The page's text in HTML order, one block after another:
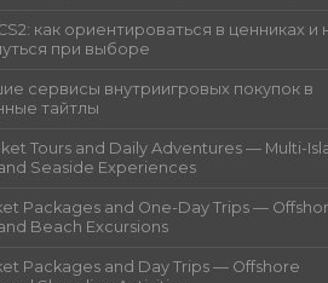
как ориентироваться в ценниках и
при выборе
сервисы внутриигровых покупок в
тайтлы
Tours and Daily Adventures — Multi-
Seaside Experiences
Packages and One-Day Trips —
Beach Excursions
Packages and Day Trips — Offshore